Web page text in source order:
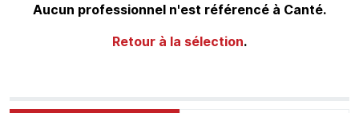
Aucun professionnel n'est référencé à Canté.
Retour à la sélection.